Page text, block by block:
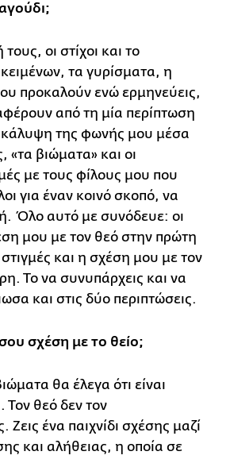
οι στίχοι και το
τα γυρίσματα, η
προκαλούν ενώ ερμηνεύεις,
από τη μία περίπτωση
της φωνής μου μέσα
«τα βιώματα» και οι
με τους φίλους μου που
για έναν κοινό σκοπό, να
Όλο αυτό με συνόδευε: οι
μου με τον θεό στην πρώτη
και η σχέση μου με τον
Το να συνυπάρχεις και να
και στις δύο περιπτώσεις.
σχέση με το θείο;
θα έλεγα ότι είναι
Τον θεό δεν τον
Ζεις ένα παιχνίδι σχέσης μαζί
και αλήθειας, η οποία σε